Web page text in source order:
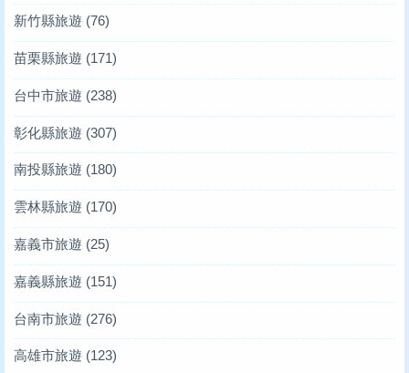
新竹縣旅遊 (76)
苗栗縣旅遊 (171)
台中市旅遊 (238)
彰化縣旅遊 (307)
南投縣旅遊 (180)
雲林縣旅遊 (170)
嘉義市旅遊 (25)
嘉義縣旅遊 (151)
台南市旅遊 (276)
高雄市旅遊 (123)